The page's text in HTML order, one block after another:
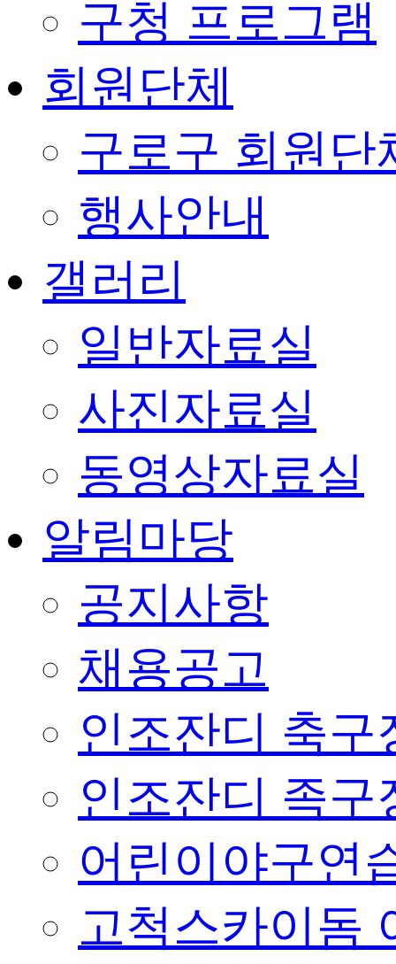
구청 프로그램
회원단체
구로구 회원단
행사안내
갤러리
일반자료실
사진자료실
동영상자료실
알림마당
공지사항
채용공고
인조잔디 축구
인조잔디 족구
어린이야구연
고척스카이돔